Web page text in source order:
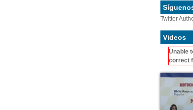
Twitter
Videos
Unable
correct